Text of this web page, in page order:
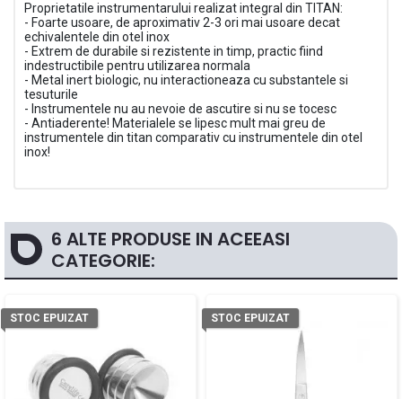
Proprietatile instrumentarului realizat integral din TITAN:
- Foarte usoare, de aproximativ 2-3 ori mai usoare decat
echivalentele din otel inox
- Extrem de durabile si rezistente in timp, practic fiind
indestructibile pentru utilizarea normala
- Metal inert biologic, nu interactioneaza cu substantele si
tesuturile
- Instrumentele nu au nevoie de ascutire si nu se tocesc
- Antiaderente! Materialele se lipesc mult mai greu de
instrumentele din titan comparativ cu instrumentele din otel
inox!
6 ALTE PRODUSE IN ACEEASI
CATEGORIE:
STOC EPUIZAT STOC EPUIZAT